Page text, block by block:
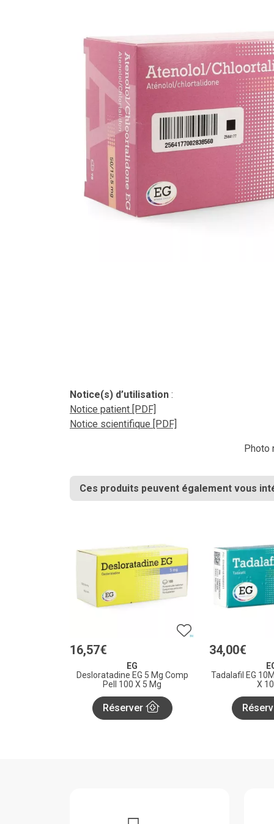
Notice(s) d’utilisation :
Notice patient [PDF]
Notice scientifique [PDF]
Photo
Ces produits peuvent également vous
16,57€
EG
Desloratadine EG 5 Mg Comp
Pell 100 X 5 Mg
Réserver
34,00€
Tadalafil EG
X